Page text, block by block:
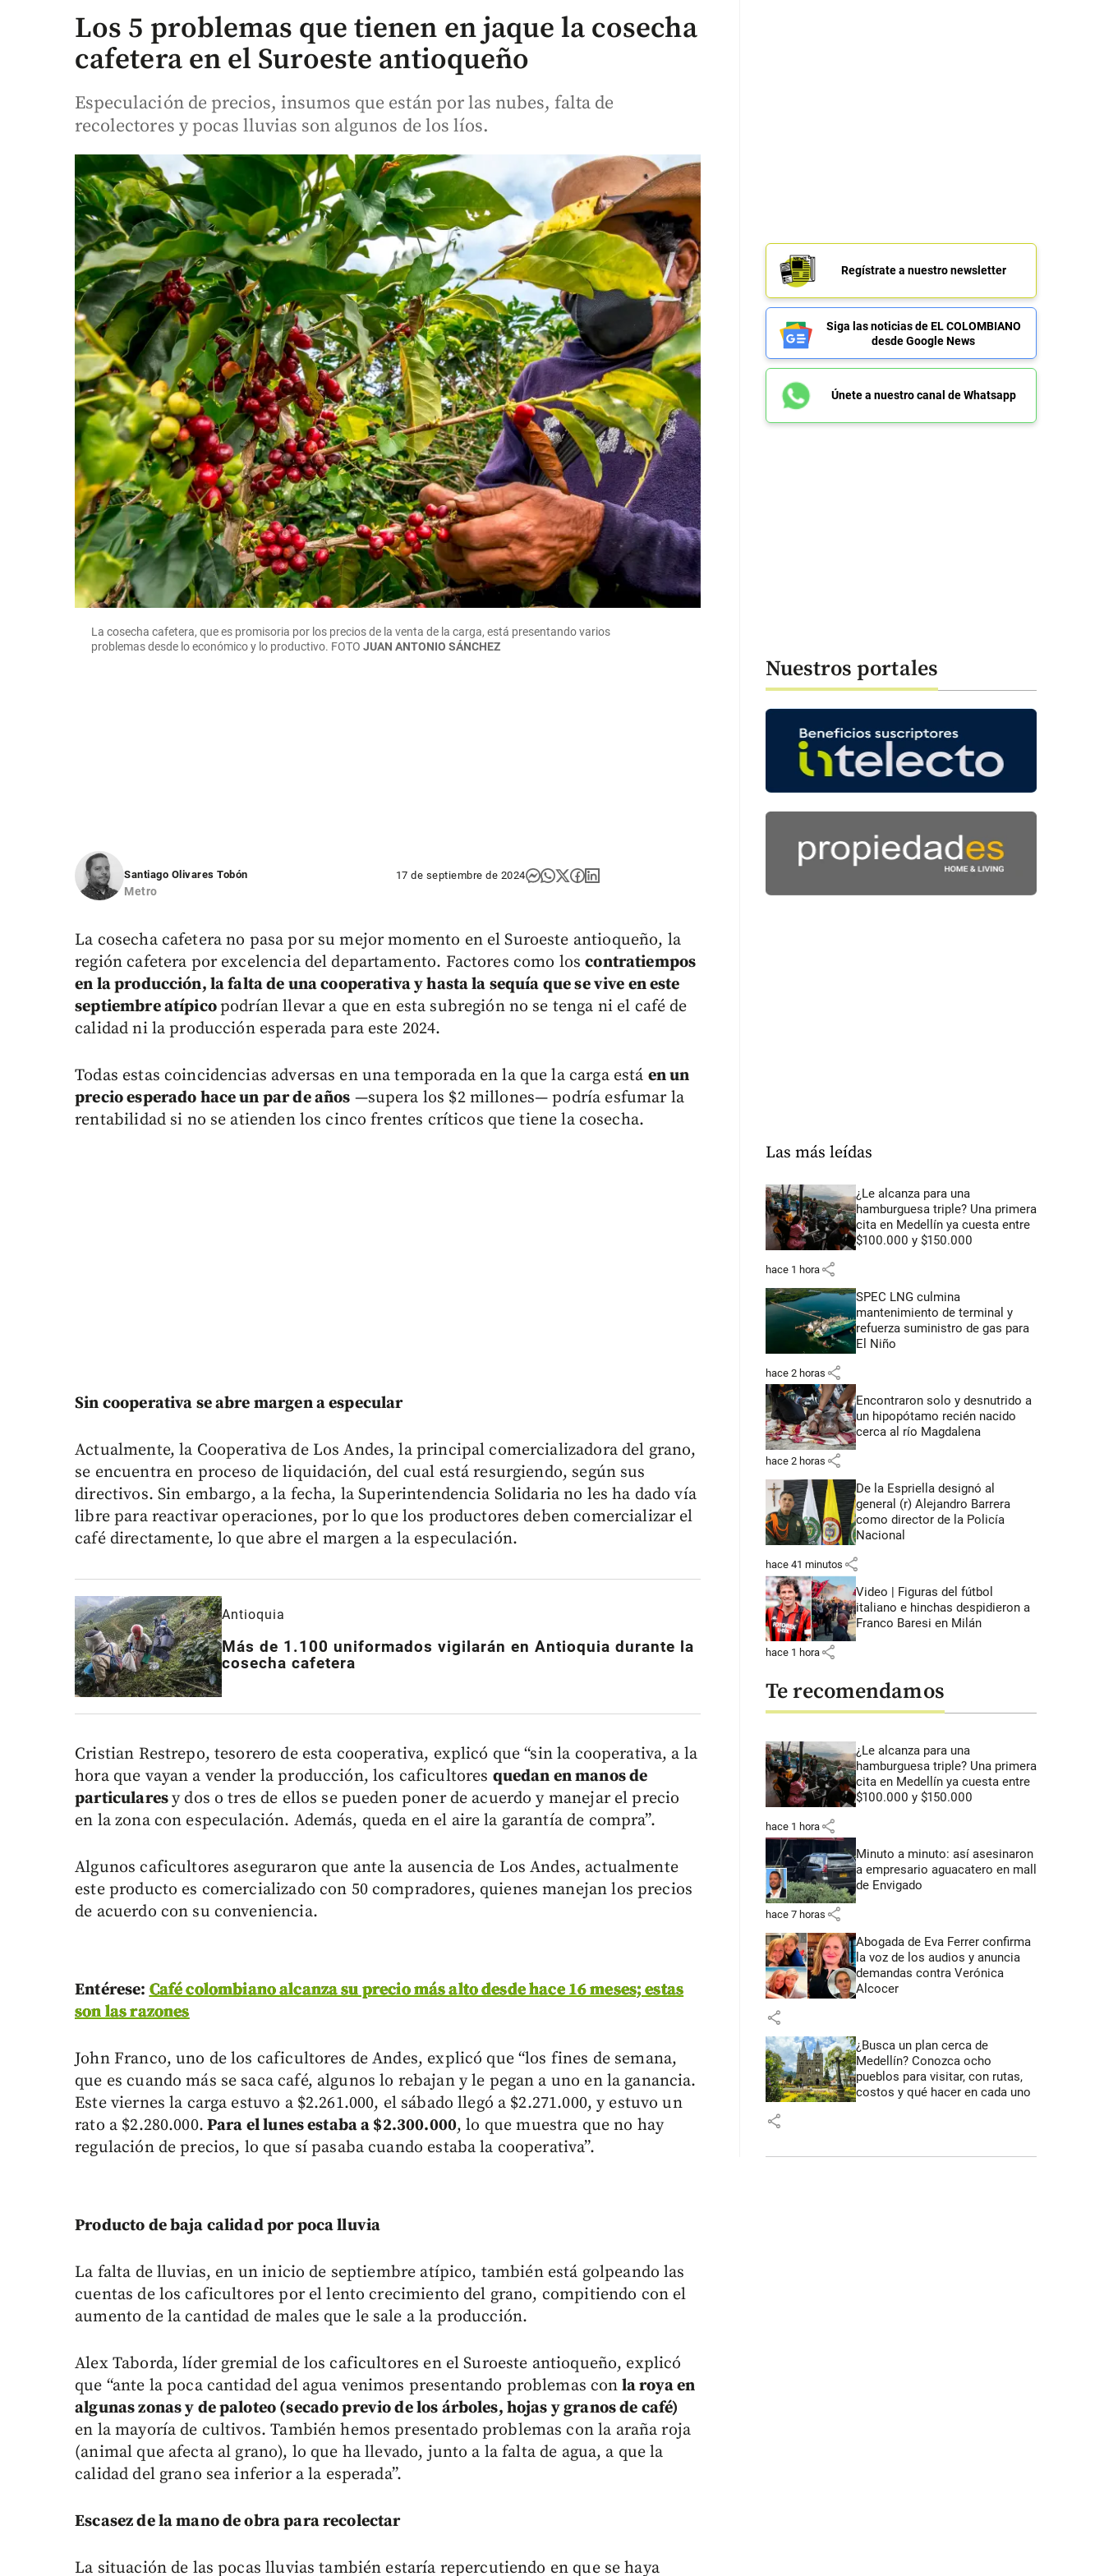
Los 5 problemas que tienen en jaque la cosecha
cafetera en el Suroeste antioqueño
Especulación de precios, insumos que están por las nubes, falta de
recolectores y pocas lluvias son algunos de los líos.
La cosecha cafetera, que es promisoria por los precios de la venta de la carga, está presentando varios
problemas desde lo económico y lo productivo. FOTOJUAN ANTONIO SÁNCHEZ
Santiago Olivares Tobón
Metro
17 de septiembre de 2024
La cosecha cafetera no pasa por su mejor momento en el Suroeste antioqueño, la
región cafetera por excelencia del departamento. Factores como loscontratiempos
en la producción, la falta de una cooperativa y hasta la sequía que se vive en este
septiembre atípicopodrían llevar a que en esta subregión no se tenga ni el café de
calidad ni la producción esperada para este 2024.
Todas estas coincidencias adversas en una temporada en la que la carga está en un
precio esperado hace un par de años —supera los $2 millones— podría esfumar la
rentabilidad si no se atienden los cinco frentes críticos que tiene la cosecha.
Sin cooperativa se abre margen a especular
Actualmente, la Cooperativa de Los Andes, la principal comercializadora del grano,
se encuentra en proceso de liquidación, del cual está resurgiendo, según sus
directivos. Sin embargo, a la fecha, la Superintendencia Solidaria no les ha dado vía
libre para reactivar operaciones, por lo que los productores deben comercializar el
café directamente, lo que abre el margen a la especulación.
Antioquia
Más de 1.100 uniformados vigilarán en Antioquia durante la
cosecha cafetera
Cristian Restrepo, tesorero de esta cooperativa, explicó que “sin la cooperativa, a la
hora que vayan a vender la producción, los caficultores quedan en manos de
particularesy dos o tres de ellos se pueden poner de acuerdo y manejar el precio
en la zona con especulación. Además, queda en el aire la garantía de compra”.
Algunos caficultores aseguraron que ante la ausencia de Los Andes, actualmente
este producto es comercializado con 50 compradores, quienes manejan los precios
de acuerdo con su conveniencia.
Entérese:Café colombiano alcanza su precio más alto desde hace 16 meses; estas
son las razones
John Franco, uno de los caficultores de Andes, explicó que “los fines de semana,
que es cuando más se saca café, algunos lo rebajan y le pegan a uno en la ganancia.
Este viernes la carga estuvo a $2.261.000, el sábado llegó a $2.271.000, y estuvo un
rato a $2.280.000. Para el lunes estaba a $2.300.000, lo que muestra que no hay
regulación de precios, lo que sí pasaba cuando estaba la cooperativa”.
Producto de baja calidad por poca lluvia
La falta de lluvias, en un inicio de septiembre atípico, también está golpeando las
cuentas de los caficultores por el lento crecimiento del grano, compitiendo con el
aumento de la cantidad de males que le sale a la producción.
Alex Taborda, líder gremial de los caficultores en el Suroeste antioqueño, explicó
que “ante la poca cantidad del agua venimos presentando problemas con la roya en
algunas zonas y de paloteo (secado previo de los árboles, hojas y granos de café)
en la mayoría de cultivos. También hemos presentado problemas con la araña roja
(animal que afecta al grano), lo que ha llevado, junto a la falta de agua, a que la
calidad del grano sea inferior a la esperada”.
Escasez de la mano de obra para recolectar
La situación de las pocas lluvias también estaría repercutiendo en que se haya
Regístrate a nuestro newsletter
Siga las noticias de EL COLOMBIANO
desde Google News
Únete a nuestro canal de Whatsapp
Nuestros portales
Las más leídas
¿Le alcanza para una
hamburguesa triple? Una primera
cita en Medellín ya cuesta entre
$100.000 y $150.000
hace 1 hora share
SPEC LNG culmina
mantenimiento de terminal y
refuerza suministro de gas para
El Niño
hace 2 horas share
Encontraron solo y desnutrido a
un hipopótamo recién nacido
cerca al río Magdalena
hace 2 horas share
De la Espriella designó al
general (r) Alejandro Barrera
como director de la Policía
Nacional
hace 41 minutos share
Video | Figuras del fútbol
italiano e hinchas despidieron a
Franco Baresi en Milán
hace 1 hora share
Te recomendamos
¿Le alcanza para una
hamburguesa triple? Una primera
cita en Medellín ya cuesta entre
$100.000 y $150.000
hace 1 hora share
Minuto a minuto: así asesinaron
a empresario aguacatero en mall
de Envigado
hace 7 horas share
Abogada de Eva Ferrer confirma
la voz de los audios y anuncia
demandas contra Verónica
Alcocer
share
¿Busca un plan cerca de
Medellín? Conozca ocho
pueblos para visitar, con rutas,
costos y qué hacer en cada uno
share